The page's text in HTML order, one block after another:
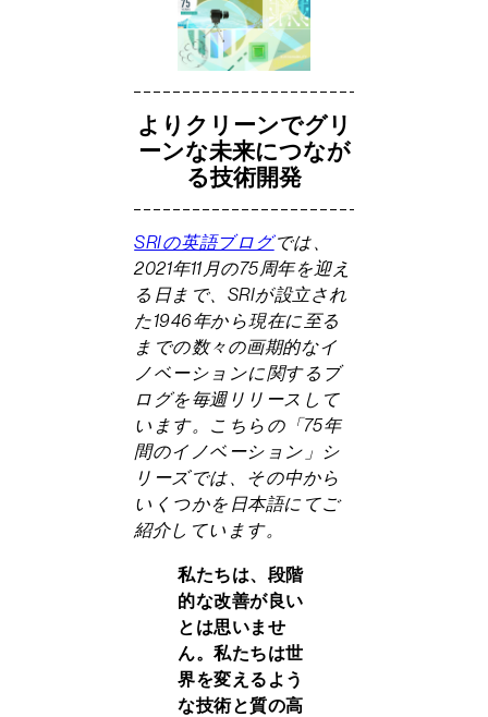
よりクリーンでグリ
ーンな未来につなが
る技術開発
SRIの英語ブログでは、
2021年11月の75周年を迎え
る日まで、SRIが設立され
た1946年から現在に至る
までの数々の画期的なイ
ノベーションに関するブ
ログを毎週リリースして
います。こちらの「75年
間のイノベーション」シ
リーズでは、その中から
いくつかを日本語にてご
紹介しています。
私たちは、段階
的な改善が良い
とは思いませ
ん。私たちは世
界を変えるよう
な技術と質の高